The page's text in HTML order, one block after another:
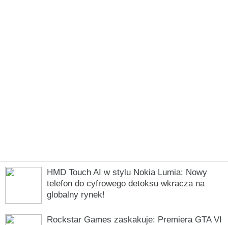
HMD Touch AI w stylu Nokia Lumia: Nowy
telefon do cyfrowego detoksu wkracza na
globalny rynek!
Rockstar Games zaskakuje: Premiera GTA VI